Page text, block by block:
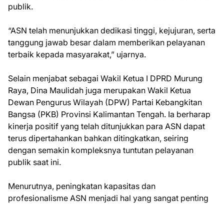
publik.
“ASN telah menunjukkan dedikasi tinggi, kejujuran, serta
tanggung jawab besar dalam memberikan pelayanan
terbaik kepada masyarakat,” ujarnya.
Selain menjabat sebagai Wakil Ketua I DPRD Murung
Raya, Dina Maulidah juga merupakan Wakil Ketua
Dewan Pengurus Wilayah (DPW) Partai Kebangkitan
Bangsa (PKB) Provinsi Kalimantan Tengah. Ia berharap
kinerja positif yang telah ditunjukkan para ASN dapat
terus dipertahankan bahkan ditingkatkan, seiring
dengan semakin kompleksnya tuntutan pelayanan
publik saat ini.
Menurutnya, peningkatan kapasitas dan
profesionalisme ASN menjadi hal yang sangat penting